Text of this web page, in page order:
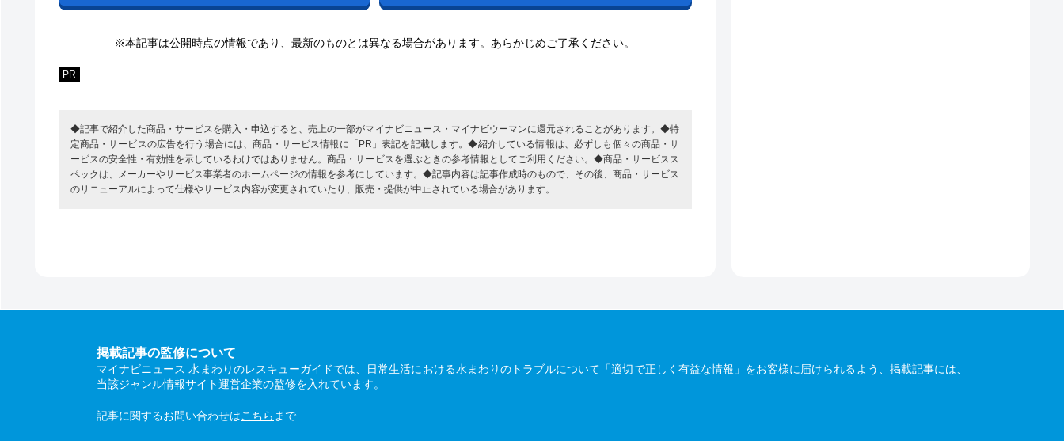
※本記事は公開時点の情報であり、最新のものとは異なる場合があります。あらかじめご了承ください。
PR
◆記事で紹介した商品・サービスを購入・申込すると、売上の一部がマイナビニュース・マイナビウーマンに還元されることがあります。◆特
定商品・サービスの広告を行う場合には、商品・サービス情報に「PR」表記を記載します。◆紹介している情報は、必ずしも個々の商品・サ
ービスの安全性・有効性を示しているわけではありません。商品・サービスを選ぶときの参考情報としてご利用ください。◆商品・サービスス
ペックは、メーカーやサービス事業者のホームページの情報を参考にしています。◆記事内容は記事作成時のもので、その後、商品・サービス
のリニューアルによって仕様やサービス内容が変更されていたり、販売・提供が中止されている場合があります。
掲載記事の監修について
マイナビニュース 水まわりのレスキューガイドでは、日常生活における水まわりのトラブルについて「適切で正しく有益な情報」をお客様に届けられるよう、掲載記事には、
当該ジャンル情報サイト運営企業の監修を入れています。
記事に関するお問い合わせはこちら まで